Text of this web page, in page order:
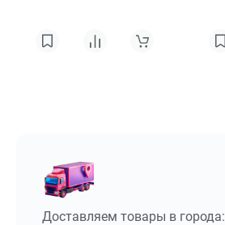
Доставляем товары в города: